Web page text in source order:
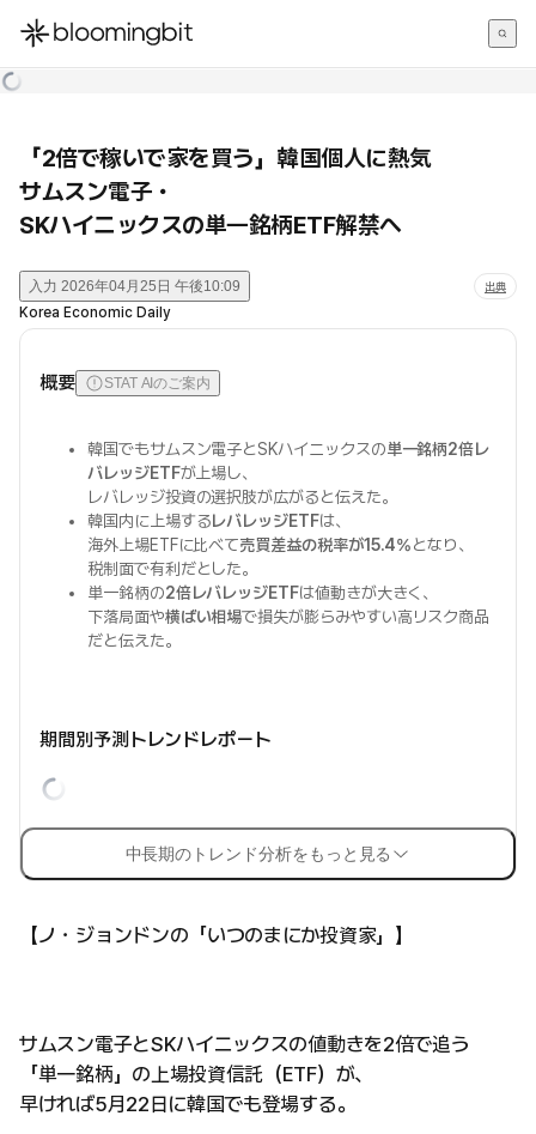
한국어
「2倍で稼いで家を買う」韓国個人に熱気
サムスン電子・
SKハイニックスの単一銘柄ETF解禁へ
入力 2026年04月25日 午後10:09 出典
Korea Economic Daily
概要 STAT AIのご案内
韓国でもサムスン電子とSKハイニックスの単一銘柄2倍レ
バレッジETFが上場し、
レバレッジ投資の選択肢が広がると伝えた。
韓国内に上場するレバレッジETFは、
海外上場ETFに比べて売買差益の税率が15.4%となり、
税制面で有利だとした。
単一銘柄の2倍レバレッジETFは値動きが大きく、
下落局面や横ばい相場で損失が膨らみやすい高リスク商品
だと伝えた。
期間別予測トレンドレポート
中長期のトレンド分析をもっと見る
【ノ・ジョンドンの「いつのまにか投資家」】
サムスン電子とSKハイニックスの値動きを2倍で追う
「単一銘柄」の上場投資信託（ETF）が、
早ければ5月22日に韓国でも登場する。